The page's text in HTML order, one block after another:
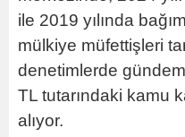
ile 2019 yılında
mülkiye müfettişleri
denetimlerde
TL tutarındaki kamu
alıyor.